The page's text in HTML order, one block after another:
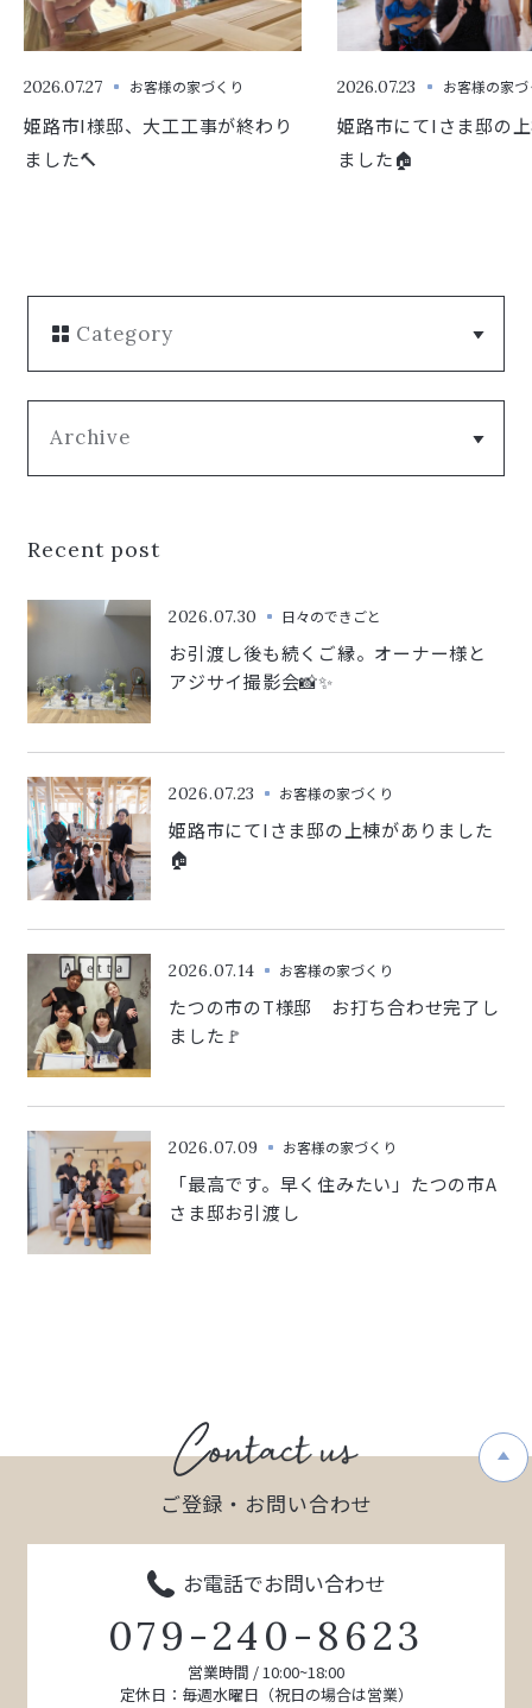
2026.07.27 お客様の家づくり
姫路市I様邸、大工工事が終わり
ました🔨
2026.07.23 お客様の家
姫路市にてIさま邸の
ました🏠
Category
Recent post
2026.07.30 日々のできごと
お引渡し後も続くご縁。オーナー様と
アジサイ撮影会📸✨
2026.07.23 お客様の家づくり
姫路市にてIさま邸の上棟がありました
🏠
2026.07.14 お客様の家づくり
たつの市のT様邸 お打ち合わせ完了し
ました🚩
2026.07.09 お客様の家づくり
「最高です。早く住みたい」たつの市A
さま邸お引渡し
Archive
ご登録・お問い合わせ
お電話でお問い合わせ
079-240-8623
営業時間 / 10:00~18:00
定休日：毎週水曜日（祝日の場合は営業）